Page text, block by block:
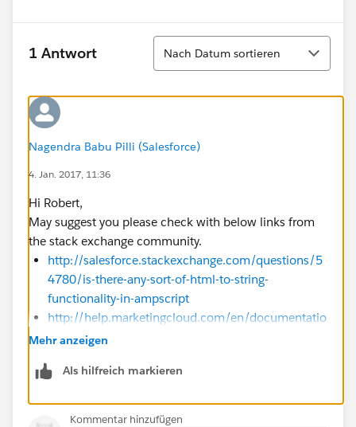
1 Antwort
Sortieren
Nach Datum sortieren
Nagendra Babu Pilli (Salesforce)
4. Jan. 2017, 11:36
Hi Robert,
May suggest you please check with below links from
the stack exchange community.
http://salesforce.stackexchange.com/questions/5
4780/is-there-any-sort-of-html-to-string-
functionality-in-ampscript
http://help.marketingcloud.com/en/documentatio
n/ampscript/ampscript_syntax_guide/content_am
Regards,
Nagendra.
Mehr anzeigen
Als hilfreich markieren
Kommentar hinzufügen